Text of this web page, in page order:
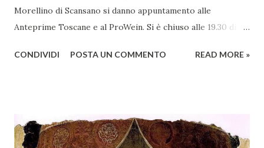
Morellino di Scansano si danno appuntamento alle
Anteprime Toscane e al ProWein. Si è chiuso alle 19.30 di
presso l’Hotel Regina di Vienna dalla società Wein & Kultur,
territorio maremmano: Consorzio Tutela Vini della
Maremma Toscana, del Montecucco e del Morellino di
CONDIVIDI POSTA UN COMMENTO READ MORE »